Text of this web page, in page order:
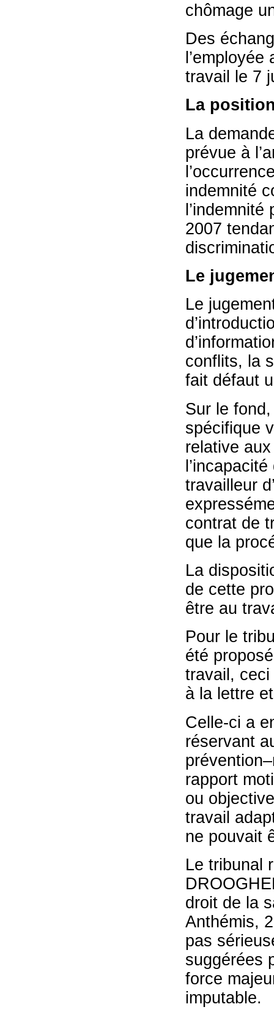
chômage
Des
travail le 7
La
La
prévue à
indemnité
2007
Le
Le
conflits, la
fait défaut
Sur le
spécifique
relative
travailleur
contrat de
que la
La
de cette
être au
Pour le
été
travail,
à la lettre
Celle-ci a
réservant
rapport
ou
travail
ne pouvait
Le tribunal
droit de la
Anthémis,
pas
suggérées
force
imputable.